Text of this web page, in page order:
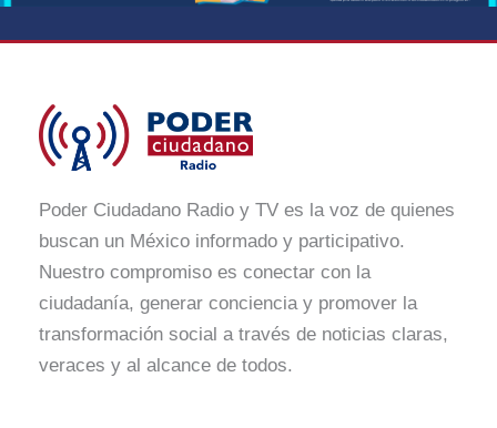
Poder Ciudadano Radio y TV es la voz de quienes
buscan un México informado y participativo.
Nuestro compromiso es conectar con la
ciudadanía, generar conciencia y promover la
transformación social a través de noticias claras,
veraces y al alcance de todos.